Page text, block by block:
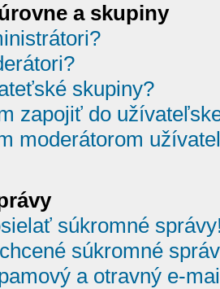
a skupiny
skupiny?
zapojiť do
moderátorom
súkromné
súkromné
a otravný e-